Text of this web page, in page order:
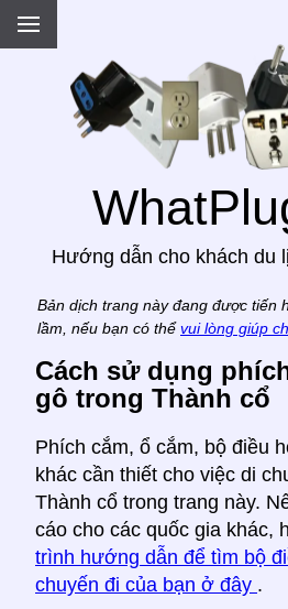
Hướng dẫn cho khách du
Bản dịch trang này đang được tiến
lầm, nếu bạn có thể vui lòng giúp
Cách sử dụng
gô trong Thành cổ
Phích cắm, ổ cắm, bộ điều
khác cần thiết cho việc di
Thành cổ trong trang này.
cáo cho các quốc gia khác,
trình hướng dẫn để tìm bộ
chuyến đi của bạn ở đây .